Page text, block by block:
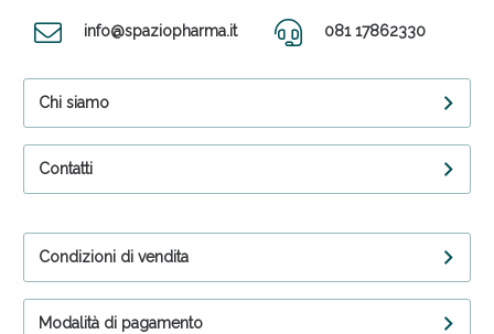
info@spaziopharma.it 081 17862330
Chi siamo
Contatti
Condizioni di vendita
Modalità di pagamento